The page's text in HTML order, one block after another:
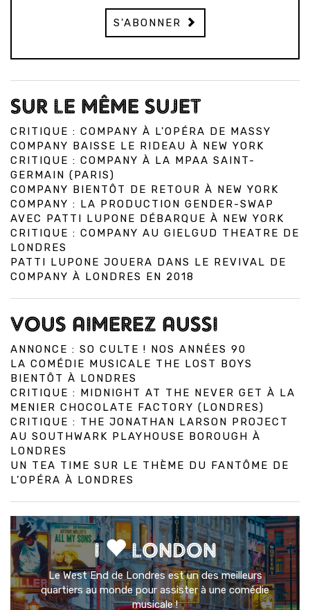
S'ABONNER
SUR LE MÊME SUJET
CRITIQUE : COMPANY À L'OPÉRA DE MASSY
COMPANY BAISSE LE RIDEAU À NEW YORK
CRITIQUE : COMPANY À LA MPAA SAINT-
GERMAIN (PARIS)
COMPANY BIENTÔT DE RETOUR À NEW YORK
COMPANY : LA PRODUCTION GENDER-SWAP
AVEC PATTI LUPONE DÉBARQUE À NEW YORK
CRITIQUE : COMPANY AU GIELGUD THEATRE DE
LONDRES
PATTI LUPONE JOUERA DANS LE REVIVAL DE
COMPANY À LONDRES EN 2018
VOUS AIMEREZ AUSSI
ANNONCE : SO CULTE ! NOS ANNÉES 90
LA COMÉDIE MUSICALE THE LOST BOYS
BIENTÔT À LONDRES
CRITIQUE : MIDNIGHT AT THE NEVER GET À LA
MENIER CHOCOLATE FACTORY (LONDRES)
CRITIQUE : THE JONATHAN LARSON PROJECT
AU SOUTHWARK PLAYHOUSE BOROUGH À
LONDRES
UN TEA TIME SUR LE THÈME DU FANTÔME DE
L’OPÉRA À LONDRES
I LONDON
Le West End de Londres est un des meilleurs
quartiers au monde pour assister à une comédie
musicale !